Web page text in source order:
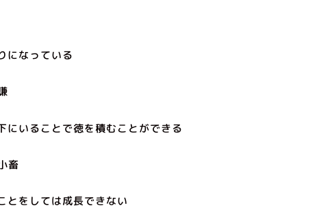
になっている
にいることで徳を積むことができる
畜
とをしては成長できない